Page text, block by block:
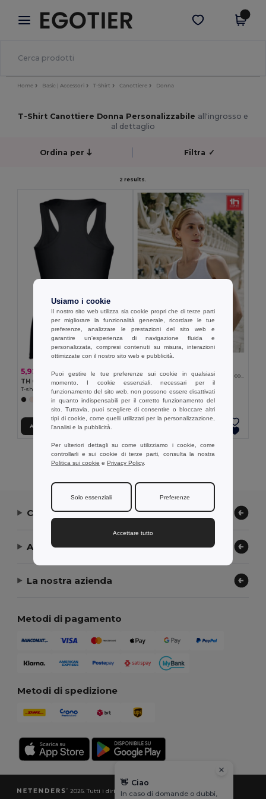
× App Egotier
Prezzi migliori sull'app!
Scarica app
Home Basic | Accessori T-Shirt Canottiere Donna
T-Shirt Canottiere Donna Personalizzabile all'ingrosso e
al dettaglio
Ordina per Filtra ✓
2 results.
5,92 €
TH Clothes 30120
T-shirt da donna senza maniche in cotone
+2 Colori
Aggiungi al carrello
4,69 €
T-shirt da donna senza maniche in cotone. colore bianco
Visualizzazione Di Tutti I Prodotti.
Contattaci
Aiuto or Assistenza
La nostra azienda
Metodi di pagamento
Metodi di spedizione
2026. Tutti i diritti riservati
Usiamo i cookie
Il nostro sito web utilizza sia cookie propri che di terze parti
per migliorare la funzionalità generale, ricordare le tue
preferenze, analizzare le prestazioni del sito web e
garantire un'esperienza di navigazione fluida e
personalizzata, compresi contenuti su misura, interazioni
ottimizzate con il nostro sito web e pubblicità.
Puoi gestire le tue preferenze sui cookie in qualsiasi
momento. I cookie essenziali, necessari per il
funzionamento del sito web, non possono essere disattivati
in quanto indispensabili per il corretto funzionamento del
sito. Tuttavia, puoi scegliere di consentire o bloccare altri
tipi di cookie, come quelli utilizzati per la personalizzazione,
l'analisi e la pubblicità.
Per ulteriori dettagli su come utilizziamo i cookie, come
controllarli e sui cookie di terze parti, consulta la nostra
Politica sui cookie e Privacy Policy.
Solo essenziali Preferenze
Accettare tutto
👋 Ciao
In caso di domande o dubbi,